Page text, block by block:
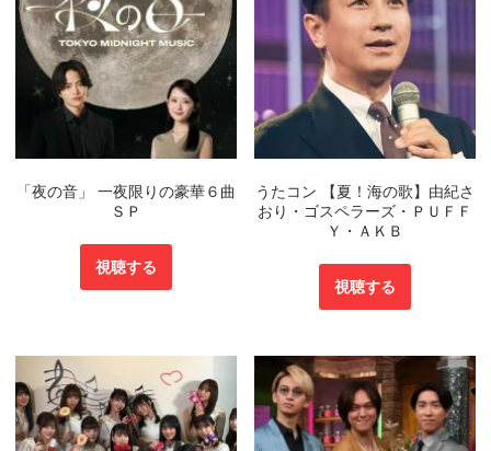
「夜の音」 一夜限りの豪華６曲
ＳＰ
視聴する
うたコン 【夏！海の歌】由紀さ
おり・ゴスペラーズ・ＰＵＦＦ
Ｙ・ＡＫＢ
視聴する